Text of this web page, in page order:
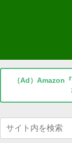
（Ad）Amazon